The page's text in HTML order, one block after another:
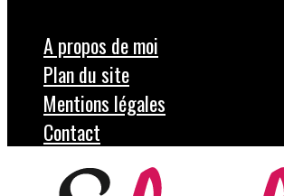
A propos de moi
Plan du site
Mentions légales
Contact